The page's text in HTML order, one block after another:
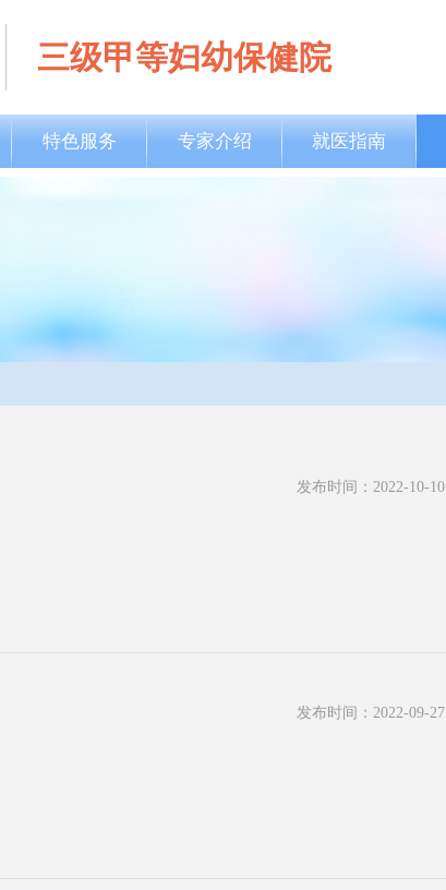
三级甲等妇幼保健院
特色服务 专家介绍 就医指南
发布时间：2022-10-10
发布时间：2022-09-27